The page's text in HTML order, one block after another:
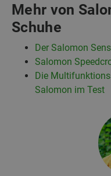
Mehr von
Schuhe
Der Salomon
Salomon
Die
Salomon im Test